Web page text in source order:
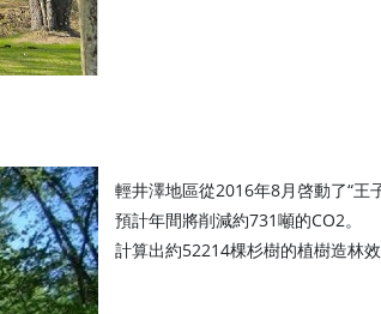
輕井澤地區從2016年8月啓動了“王
預計年間將削減約731噸的CO2。
計算出約52214棵杉樹的植樹造林效